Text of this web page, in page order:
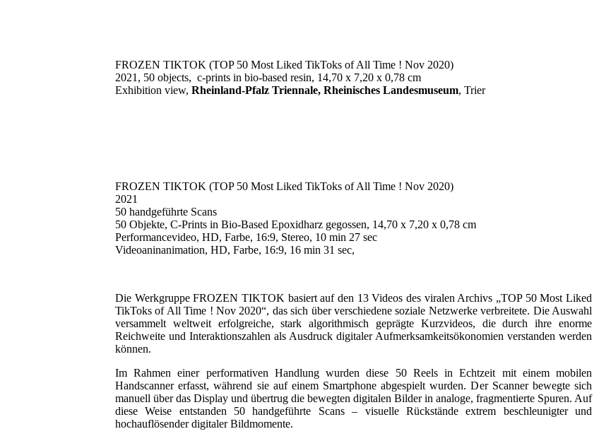
FROZEN TIKTOK (TOP 50 Most Liked TikToks of All Time ! Nov 2020)
2021, 50 objects, c-prints in bio-based resin, 14,70 x 7,20 x 0,78 cm
Exhibition view, Rheinland-Pfalz Triennale, Rheinisches Landesmuseum, Trier
FROZEN TIKTOK (TOP 50 Most Liked TikToks of All Time ! Nov 2020)
2021
50 handgeführte Scans
50 Objekte, C-Prints in Bio-Based Epoxidharz gegossen, 14,70 x 7,20 x 0,78 cm
Performancevideo, HD, Farbe, 16:9, Stereo, 10 min 27 sec
Videoaninanimation, HD, Farbe, 16:9, 16 min 31 sec,
Die Werkgruppe FROZEN TIKTOK basiert auf den 13 Videos des viralen Archivs „TOP 50 Most Liked
TikToks of All Time ! Nov 2020“, das sich über verschiedene soziale Netzwerke verbreitete. Die Auswahl
versammelt weltweit erfolgreiche, stark algorithmisch geprägte Kurzvideos, die durch ihre enorme
Reichweite und Interaktionszahlen als Ausdruck digitaler Aufmerksamkeitsökonomien verstanden werden
können.
Im Rahmen einer performativen Handlung wurden diese 50 Reels in Echtzeit mit einem mobilen
Handscanner erfasst, während sie auf einem Smartphone abgespielt wurden. Der Scanner bewegte sich
manuell über das Display und übertrug die bewegten digitalen Bilder in analoge, fragmentierte Spuren. Auf
diese Weise entstanden 50 handgeführte Scans – visuelle Rückstände extrem beschleunigter und
hochauflösender digitaler Bildmomente.